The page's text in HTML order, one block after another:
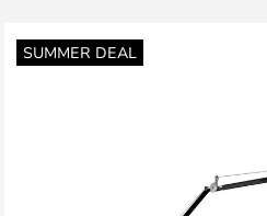
SUMMER DEAL
Saltar
al